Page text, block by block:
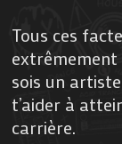
Tous ces
extrêmement
sois un
t’aider à
carrière.